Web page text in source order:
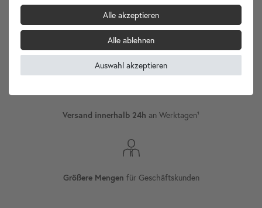
InternationalerVersand
Versand innerhalb 24h an Werktagen¹
Größere Mengen für Geschäftskunden
Alle akzeptieren
Alle ablehnen
Auswahl akzeptieren